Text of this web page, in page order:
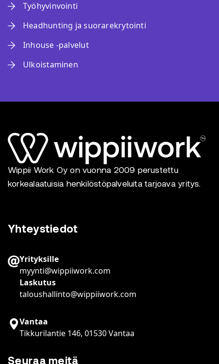
Työhyvinvointi
Headhunting ja suorarekrytointi
Inhouse -palvelut
Ulkoistaminen
Wippii Work Oy on vuonna 2009 perustettu
korkealaatuisia henkilöstöpalveluita tarjoava yritys.
Yhteystiedot
Yrityksille
myynti@wippiiwork.com
Laskutus
taloushallinto@wippiiwork.com
Vantaa
Tikkurilantie 146, 01530 Vantaa